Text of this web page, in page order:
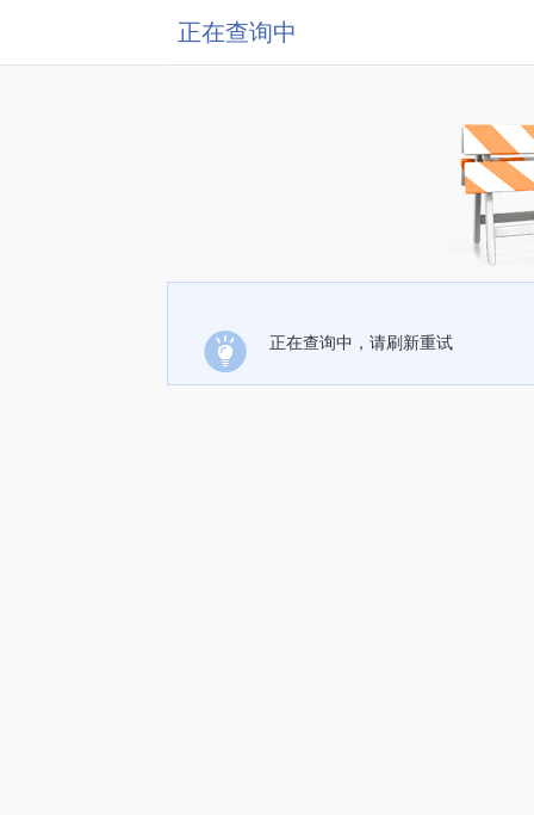
正在查询中
正在查询中，请刷新重试